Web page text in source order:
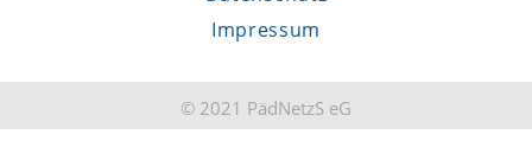
Impressum
© 2021 PädNetzS eG